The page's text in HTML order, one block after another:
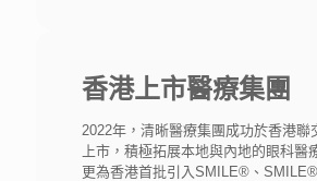
香港上市醫療集團
2022年，清晰醫療集團成功於香港聯
上市，積極拓展本地與內地的眼科醫
更為香港首批引入SMILE®、